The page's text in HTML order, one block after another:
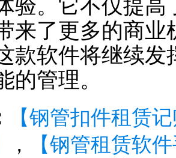
验。它不仅提
来了更多的商
款软件将继续
的管理。
【钢管扣件租赁
， 【钢管租赁软